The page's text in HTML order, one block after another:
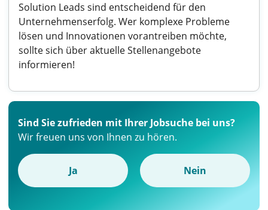
Solution Leads sind entscheidend für den
Unternehmenserfolg. Wer komplexe Probleme
lösen und Innovationen vorantreiben möchte,
sollte sich über aktuelle Stellenangebote
informieren!
Sind Sie zufrieden mit Ihrer Jobsuche bei uns?
Wir freuen uns von Ihnen zu hören.
Ja Nein